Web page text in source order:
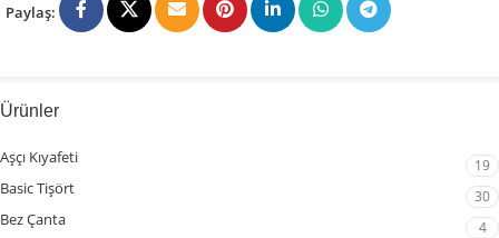
Paylaş:
Ürünler
Aşçı Kıyafeti 19
Basic Tişört 30
Bez Çanta 4